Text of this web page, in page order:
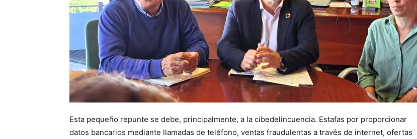
Esta pequeño repunte se debe, principalmente, a la cibedelincuencia. Estafas por proporcionar
datos bancarios mediante llamadas de teléfono, ventas fraudulentas a través de internet, ofertas